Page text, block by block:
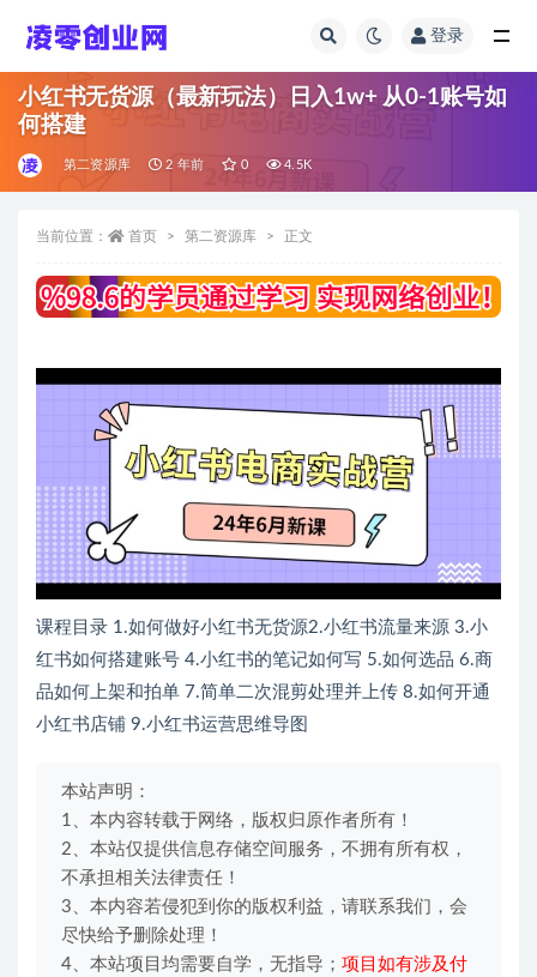
登录
小红书无货源（最新玩法）日入1w+ 从0-1账号如
何搭建
第二资源库 2 年前 0 4.5K
当前位置： 首页 第二资源库 正文
课程目录 1.如何做好小红书无货源2.小红书流量来源 3.小
红书如何搭建账号 4.小红书的笔记如何写 5.如何选品 6.商
品如何上架和拍单 7.简单二次混剪处理并上传 8.如何开通
小红书店铺 9.小红书运营思维导图
本站声明：
1、本内容转载于网络，版权归原作者所有！
2、本站仅提供信息存储空间服务，不拥有所有权，
不承担相关法律责任！
3、本内容若侵犯到你的版权利益，请联系我们，会
尽快给予删除处理！
4、本站项目均需要自学，无指导； 项目如有涉及付